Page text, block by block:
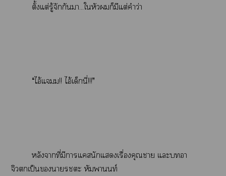
ตั้งแต่รู้จักกันา...ใหัวก็มีแต่คำว่า
“ไอ้แมม!! ไอ้เด็กนี่!!!”
หลังาที่มีาแสนักแเรื่องคุณา แะอา
จิวเป็นาะ หัมานท์